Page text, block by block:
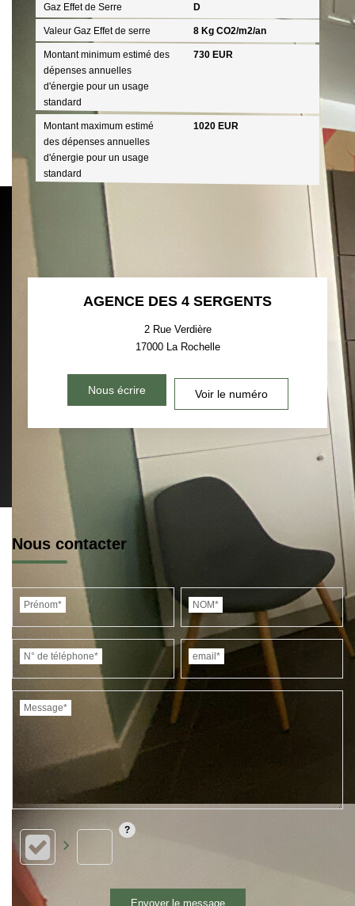
Gaz Effet de Serre D
Valeur Gaz Effet de serre 8 Kg CO2/m2/an
Montant minimum estimé des
dépenses annuelles
d'énergie pour un usage
standard
730 EUR
Montant maximum estimé
des dépenses annuelles
d'énergie pour un usage
standard
1020 EUR
AGENCE DES 4 SERGENTS
2 Rue Verdière
17000 La Rochelle
Nous écrire Voir le numéro
Nous contacter
Prénom* NOM*
N° de téléphone* email*
Message*
Envoyer le message